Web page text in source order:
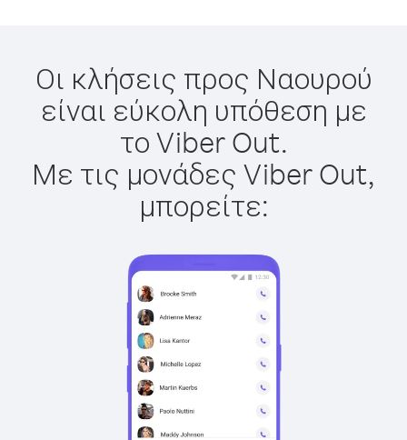
Οι κλήσεις προς Ναουρού
είναι εύκολη υπόθεση με
το Viber Out.
Με τις μονάδες Viber Out,
μπορείτε: